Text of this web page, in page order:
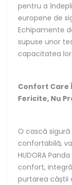
pentru a
europene de
Echipamente
supuse unor
capacitatea
Confort Care
Fericite, Nu
O cască
confortabilă,
HUDORA
confort,
purtarea căștii